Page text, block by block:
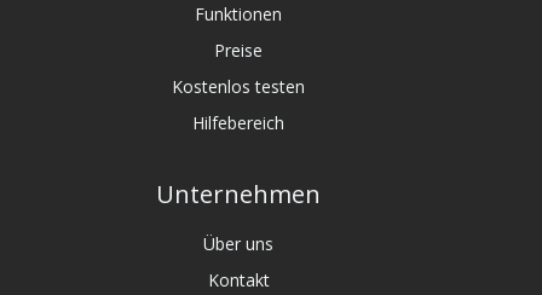
Funktionen
Preise
Kostenlos testen
Hilfebereich
Unternehmen
Über uns
Kontakt